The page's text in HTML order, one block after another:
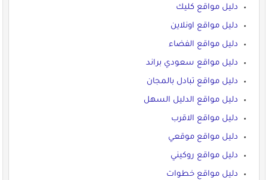
دليل مواقع كليك
دليل مواقع اونلاين
دليل مواقع الفضاء
دليل مواقع سعودي براند
دليل مواقع تبادل بالمجان
دليل مواقع الدليل السهل
دليل مواقع الاقرب
دليل مواقع موقعي
دليل مواقع روكيني
دليل مواقع خطوات